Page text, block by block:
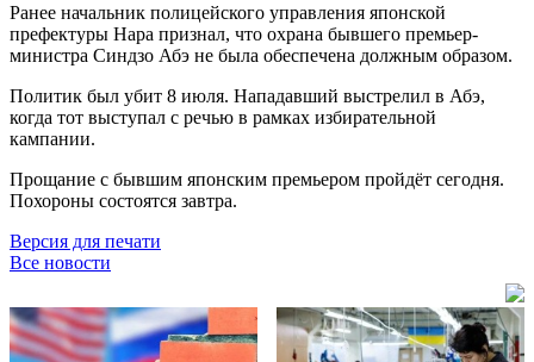
Ранее начальник полицейского управления японской
префектуры Нара признал, что охрана бывшего премьер-
министра Синдзо Абэ не была обеспечена должным образом.
Политик был убит 8 июля. Нападавший выстрелил в Абэ,
когда тот выступал с речью в рамках избирательной
кампании.
Прощание с бывшим японским премьером пройдёт сегодня.
Похороны состоятся завтра.
Версия для печати
Все новости